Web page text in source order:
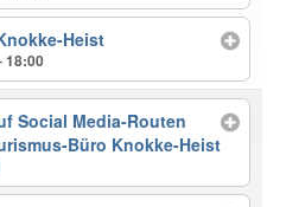
Heist
18:00
Social Media-Routen
Büro Knokke-Heist